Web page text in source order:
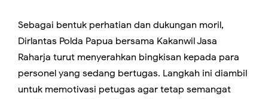
Sebagai bentuk perhatian dan dukungan moril,
Dirlantas Polda Papua bersama Kakanwil Jasa
Raharja turut menyerahkan bingkisan kepada para
personel yang sedang bertugas. Langkah ini diambil
untuk memotivasi petugas agar tetap semangat